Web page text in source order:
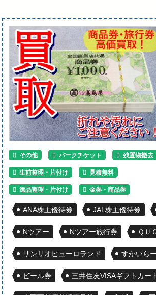
その他 パークチケット 残置物撤去
生前整理・片付け 見積無料
遺品整理・片付け 金券・商品券
ANA株主優待券 JAL株主優待券
Nツアー Nツアー旅行券 ＱＵ
サンリオピューロランド すかいら
ビール券 三井住友VISAギフトカー